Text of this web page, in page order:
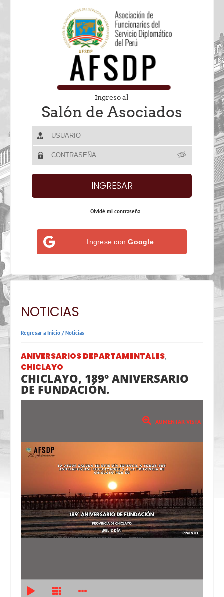
Ingreso al
Salón de Asociados
Olvidé mi contraseña
Ingrese conGoogle
NOTICIAS
Regresar a Inicio /Noticias
ANIVERSARIOS DEPARTAMENTALES,
CHICLAYO
CHICLAYO, 189° ANIVERSARIO
DE FUNDACIÓN.